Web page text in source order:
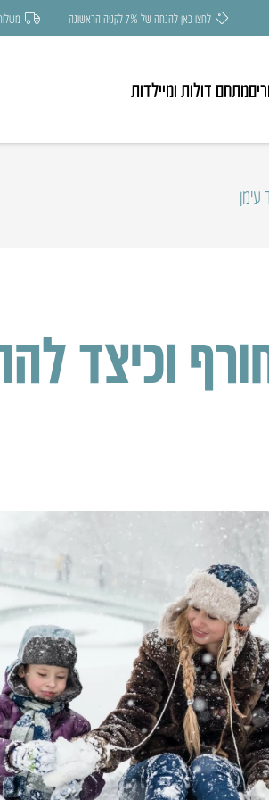
לחצו כאן להנחה של 7% לקניה הראשונה
מתחם דולות ומיילדות
וכיצד